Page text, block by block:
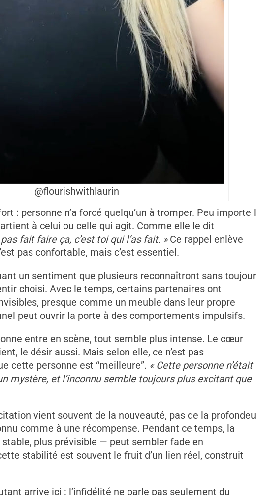
@flourishwithlaurin
: personne n’a forcé quelqu’un à tromper. Peu importe le
pas fait faire ça, c’est toi qui l’as fait. » Ce rappel enlève
pas confortable, mais c’est essentiel.
un sentiment que plusieurs reconnaîtront sans toujours
choisi. Avec le temps, certains partenaires ont